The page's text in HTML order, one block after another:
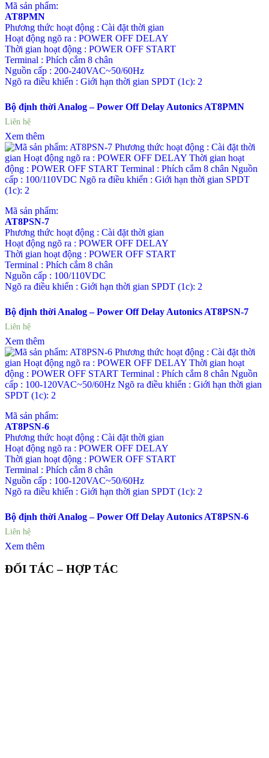
Mã sản phẩm:
AT8PMN
Phương thức hoạt động : Cài đặt thời gian
Hoạt động ngõ ra : POWER OFF DELAY
Thời gian hoạt động : POWER OFF START
Terminal : Phích cắm 8 chân
Nguồn cấp : 200-240VAC~50/60Hz
Ngõ ra điều khiển : Giới hạn thời gian SPDT (1c): 2
Bộ định thời Analog – Power Off Delay Autonics AT8PMN
Liên hệ
Xem thêm
Mã sản phẩm:
AT8PSN-7
Phương thức hoạt động : Cài đặt thời gian
Hoạt động ngõ ra : POWER OFF DELAY
Thời gian hoạt động : POWER OFF START
Terminal : Phích cắm 8 chân
Nguồn cấp : 100/110VDC
Ngõ ra điều khiển : Giới hạn thời gian SPDT (1c): 2
Bộ định thời Analog – Power Off Delay Autonics AT8PSN-7
Liên hệ
Xem thêm
Mã sản phẩm:
AT8PSN-6
Phương thức hoạt động : Cài đặt thời gian
Hoạt động ngõ ra : POWER OFF DELAY
Thời gian hoạt động : POWER OFF START
Terminal : Phích cắm 8 chân
Nguồn cấp : 100-120VAC~50/60Hz
Ngõ ra điều khiển : Giới hạn thời gian SPDT (1c): 2
Bộ định thời Analog – Power Off Delay Autonics AT8PSN-6
Liên hệ
Xem thêm
ĐỐI TÁC – HỢP TÁC